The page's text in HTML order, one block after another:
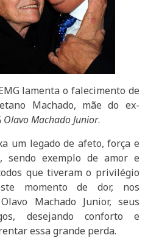
lamenta o falecimento de
Machado, mãe do ex-
Olavo Machado Junior.
um legado de afeto, força e
sendo exemplo de amor e
que tiveram o privilégio
momento de dor, nos
Machado Junior, seus
desejando conforto e
essa grande perda.